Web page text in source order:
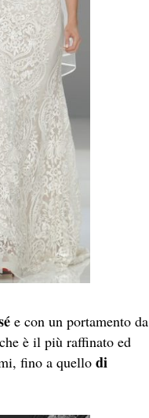
e con un portamento da
è il più raffinato ed
fino a quello di